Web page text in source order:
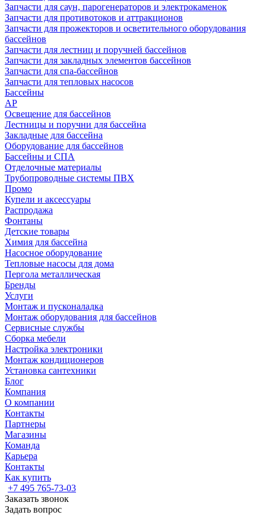
Запчасти для саун, парогенераторов и электрокаменок
Запчасти для противотоков и аттракционов
Запчасти для прожекторов и осветительного оборудования
бассейнов
Запчасти для лестниц и поручней бассейнов
Запчасти для закладных элементов бассейнов
Запчасти для спа-бассейнов
Запчасти для тепловых насосов
Бассейны
AP
Освещение для бассейнов
Лестницы и поручни для бассейна
Закладные для бассейна
Оборудование для бассейнов
Бассейны и СПА
Отделочные материалы
Трубопроводные системы ПВХ
Промо
Купели и аксессуары
Распродажа
Фонтаны
Детские товары
Химия для бассейна
Насосное оборудование
Тепловые насосы для дома
Пергола металлическая
Бренды
Услуги
Монтаж и пусконаладка
Монтаж оборудования для бассейнов
Сервисные службы
Сборка мебели
Настройка электроники
Монтаж кондиционеров
Установка сантехники
Блог
Компания
О компании
Контакты
Партнеры
Магазины
Команда
Карьера
Контакты
Как купить
+7 495 765-73-03
Заказать звонок
Задать вопрос